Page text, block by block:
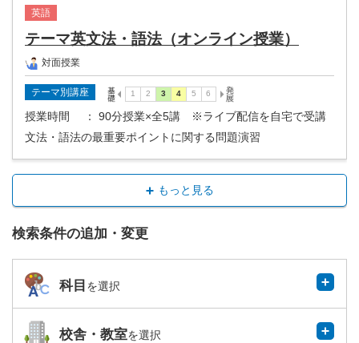
英語
テーマ英文法・語法（オンライン授業）
対面授業
テーマ別講座
授業時間
： 90分授業×全5講 ※ライブ配信を自宅で受講
文法・語法の最重要ポイントに関する問題演習
もっと見る
検索条件の追加・変更
科目 を選択
校舎・教室を選択